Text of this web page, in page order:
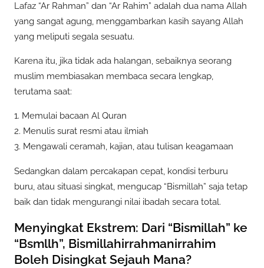
Lafaz “Ar Rahman” dan “Ar Rahim” adalah dua nama Allah
yang sangat agung, menggambarkan kasih sayang Allah
yang meliputi segala sesuatu.
Karena itu, jika tidak ada halangan, sebaiknya seorang
muslim membiasakan membaca secara lengkap,
terutama saat:
1. Memulai bacaan Al Quran
2. Menulis surat resmi atau ilmiah
3. Mengawali ceramah, kajian, atau tulisan keagamaan
Sedangkan dalam percakapan cepat, kondisi terburu
buru, atau situasi singkat, mengucap “Bismillah” saja tetap
baik dan tidak mengurangi nilai ibadah secara total.
Menyingkat Ekstrem: Dari “Bismillah” ke
“Bsmllh”, Bismillahirrahmanirrahim
Boleh Disingkat Sejauh Mana?